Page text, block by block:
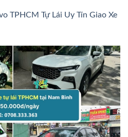
TPHCM Tự Lái Uy Tín Giao Xe